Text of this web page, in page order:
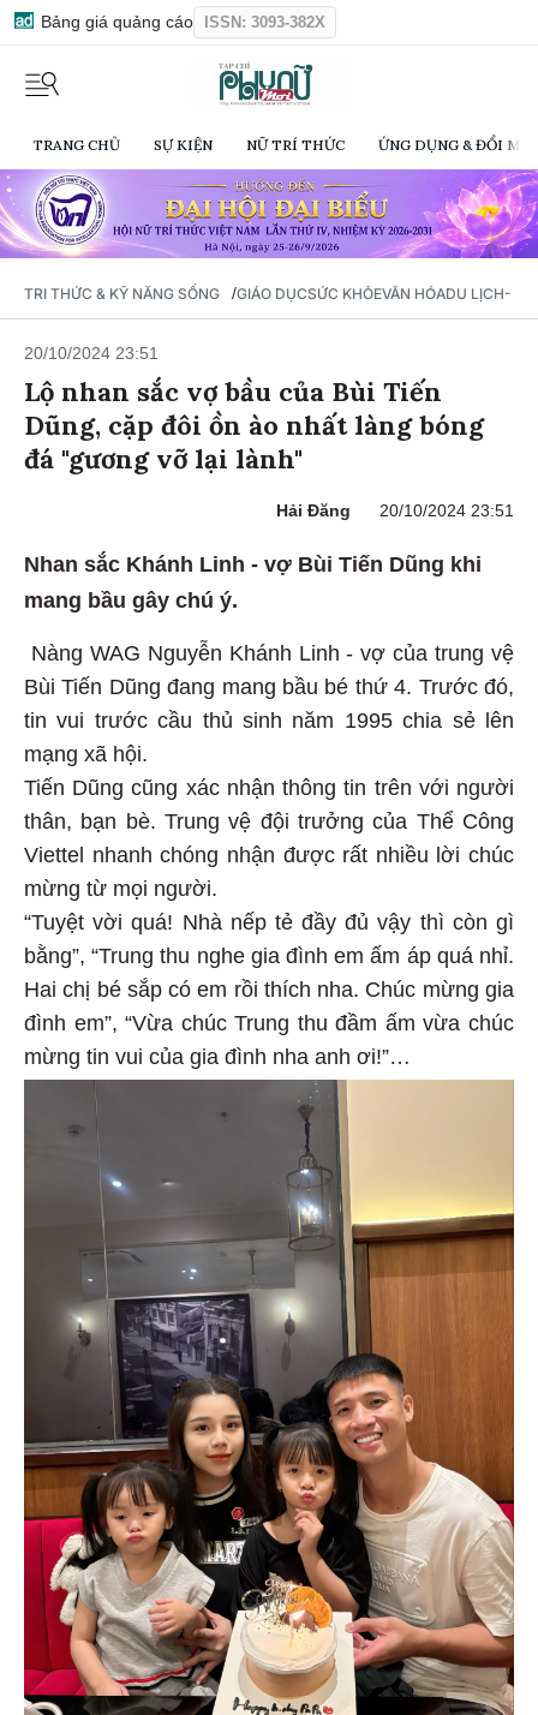
Bảng giá quảng cáo ISSN: 3093-382X
TRANG CHỦ SỰ KIỆN NỮ TRÍ THỨC ỨNG DỤNG & ĐỔI
TRI THỨC & KỸ NĂNG SỐNG /GIÁO DỤCSỨC KHỎEVĂN HÓADU LỊCH-
20/10/2024 23:51
Lộ nhan sắc vợ bầu của Bùi Tiến
Dũng, cặp đôi ồn ào nhất làng bóng
đá "gương vỡ lại lành"
Hải Đăng 20/10/2024 23:51
Nhan sắc Khánh Linh - vợ Bùi Tiến Dũng khi
mang bầu gây chú ý.
Nàng WAG Nguyễn Khánh Linh - vợ của trung vệ
Bùi Tiến Dũng đang mang bầu bé thứ 4. Trước đó,
tin vui trước cầu thủ sinh năm 1995 chia sẻ lên
mạng xã hội.
Tiến Dũng cũng xác nhận thông tin trên với người
thân, bạn bè. Trung vệ đội trưởng của Thể Công
Viettel nhanh chóng nhận được rất nhiều lời chúc
mừng từ mọi người.
“Tuyệt vời quá! Nhà nếp tẻ đầy đủ vậy thì còn gì
bằng”, “Trung thu nghe gia đình em ấm áp quá nhỉ.
Hai chị bé sắp có em rồi thích nha. Chúc mừng gia
đình em”, “Vừa chúc Trung thu đầm ấm vừa chúc
mừng tin vui của gia đình nha anh ơi!”…